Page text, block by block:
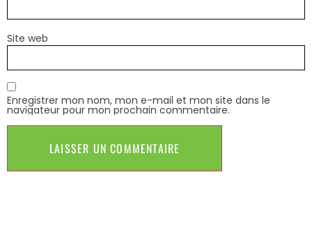
Site web
Enregistrer mon nom, mon e-mail et mon site dans le
navigateur pour mon prochain commentaire.